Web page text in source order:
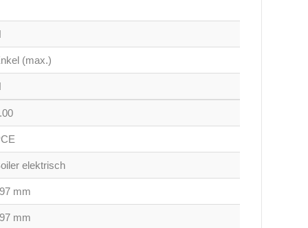
(max.)
elektrisch
mm
mm